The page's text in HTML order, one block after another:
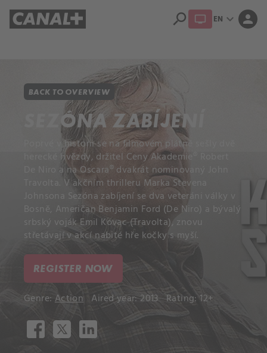
search EN expand_more person
BACK TO OVERVIEW
SEZÓNA ZABÍJENÍ
Poprvé v historii se na filmovém plátně sešly dvě
herecké hvězdy, držitel Ceny Akademie® Robert
De Niro a na Oscara® dvakrát nominovaný John
Travolta. V akčním thrilleru Marka Stevena
Johnsona Sezóna zabíjení se dva veteráni války v
Bosně, Američan Benjamin Ford (De Niro) a bývalý
srbský voják Emil Kovac (Travolta), znovu
střetávají v akcí nabité hře kočky s myší.
REGISTER NOW
Genre: Action Aired year: 2013 Rating: 12+